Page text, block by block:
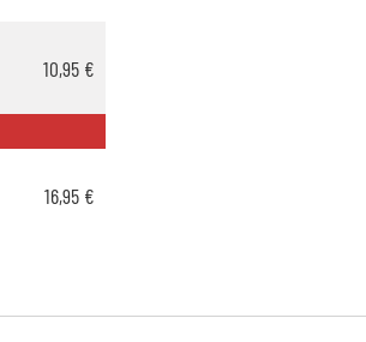
10,95 €
16,95 €